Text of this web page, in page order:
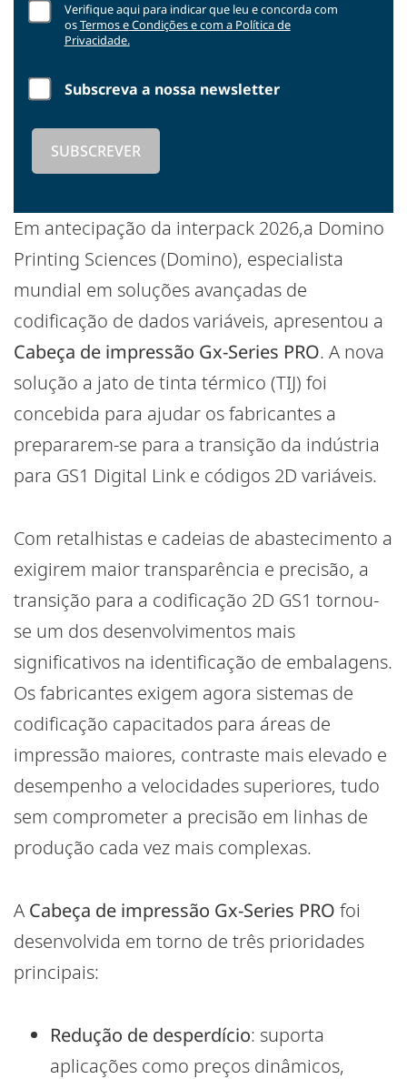
Em antecipação da interpack 2026,a Domino
Printing Sciences (Domino), especialista
mundial em soluções avançadas de
codificação de dados variáveis, apresentou a
Cabeça de impressão Gx-Series PRO. A nova
solução a jato de tinta térmico (TIJ) foi
concebida para ajudar os fabricantes a
prepararem-se para a transição da indústria
para GS1 Digital Link e códigos 2D variáveis.
Com retalhistas e cadeias de abastecimento a
exigirem maior transparência e precisão, a
transição para a codificação 2D GS1 tornou-
se um dos desenvolvimentos mais
significativos na identificação de embalagens.
Os fabricantes exigem agora sistemas de
codificação capacitados para áreas de
impressão maiores, contraste mais elevado e
desempenho a velocidades superiores, tudo
sem comprometer a precisão em linhas de
produção cada vez mais complexas.
A Cabeça de impressão Gx-Series PRO foi
desenvolvida em torno de três prioridades
principais:
Redução de desperdício: suporta
aplicações como preços dinâmicos,
Verifique aqui para indicar que leu e concorda com
osTermos e Condições e com a Política de
Privacidade.
Subscreva a nossa newsletter